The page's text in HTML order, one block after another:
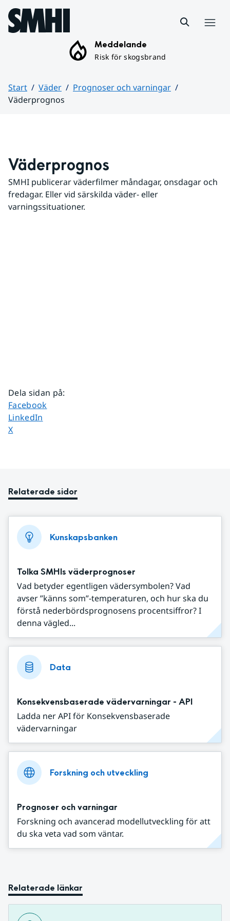
Hoppa till sidans innehåll
Meddelande
Risk för skogsbrand
Start Väder
Prognoser och varningar
Väderprognos
Väderprognos
SMHI publicerar väderfilmer måndagar, onsdagar och
fredagar. Eller vid särskilda väder- eller
varningssituationer.
Dela sidan på:
Dela sidan på
Facebook
Dela sidan på
LinkedIn
Dela sidan på
X
Relaterade sidor
Kunskapsbanken
Tolka SMHIs väderprognoser
Vad betyder egentligen vädersymbolen? Vad
avser ”känns som”-temperaturen, och hur ska du
förstå nederbördsprognosens procentsiffror? I
denna vägled...
Data
Konsekvensbaserade vädervarningar - API
Ladda ner API för Konsekvensbaserade
vädervarningar
Forskning och utveckling
Prognoser och varningar
Forskning och avancerad modellutveckling för att
du ska veta vad som väntar.
Relaterade länkar